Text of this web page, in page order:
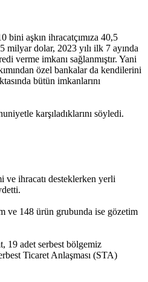
bini aşkın ihracatçımıza 40,5
milyar dolar, 2023 yılı ilk 7 ayında
verme imkanı sağlanmıştır. Yani
özel bankalar da kendilerini
bütün imkanlarını
karşıladıklarını söyledi.
ve ihracatı desteklerken yerli
ve 148 ürün grubunda ise gözetim
19 adet serbest bölgemiz
Ticaret Anlaşması (STA)